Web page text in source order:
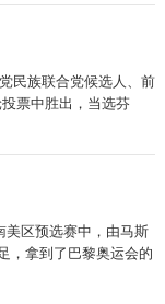
民族联合党候选人、前
票中胜出，当选芬
美区预选赛中，由马斯
，拿到了巴黎奥运会的